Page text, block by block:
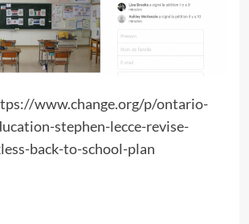
www.change.org/p/ontario-
stephen-lecce-revise-
back-to-school-plan